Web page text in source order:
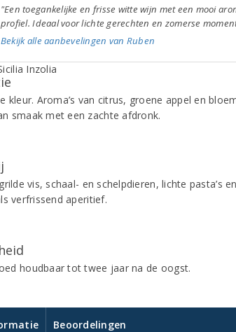
"Een toegankelijke en frisse witte wijn met een mooi
profiel. Ideaal voor lichte gerechten en zomerse
Bekijk alle aanbevelingen van Ruben
kleur. Aroma’s van citrus, groene appel en
smaak met een zachte afdronk.
vis, schaal- en schelpdieren, lichte pasta’s
verfrissend aperitief.
houdbaar tot twee jaar na de oogst.
Beoordelingen